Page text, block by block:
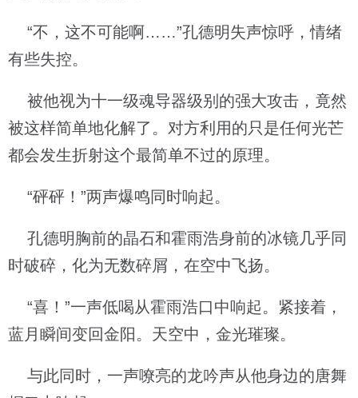
“不，这不可能啊……”孔德明失声惊呼，情绪
有些失控。
被他视为十一级魂导器级别的强大攻击，竟然
被这样简单地化解了。对方利用的只是任何光芒
都会发生折射这个最简单不过的原理。
“砰砰！”两声爆鸣同时响起。
孔德明胸前的晶石和霍雨浩身前的冰镜几乎同
时破碎，化为无数碎屑，在空中飞扬。
“喜！”一声低喝从霍雨浩口中响起。紧接着，
蓝月瞬间变回金阳。天空中，金光璀璨。
与此同时，一声嘹亮的龙吟声从他身边的唐舞